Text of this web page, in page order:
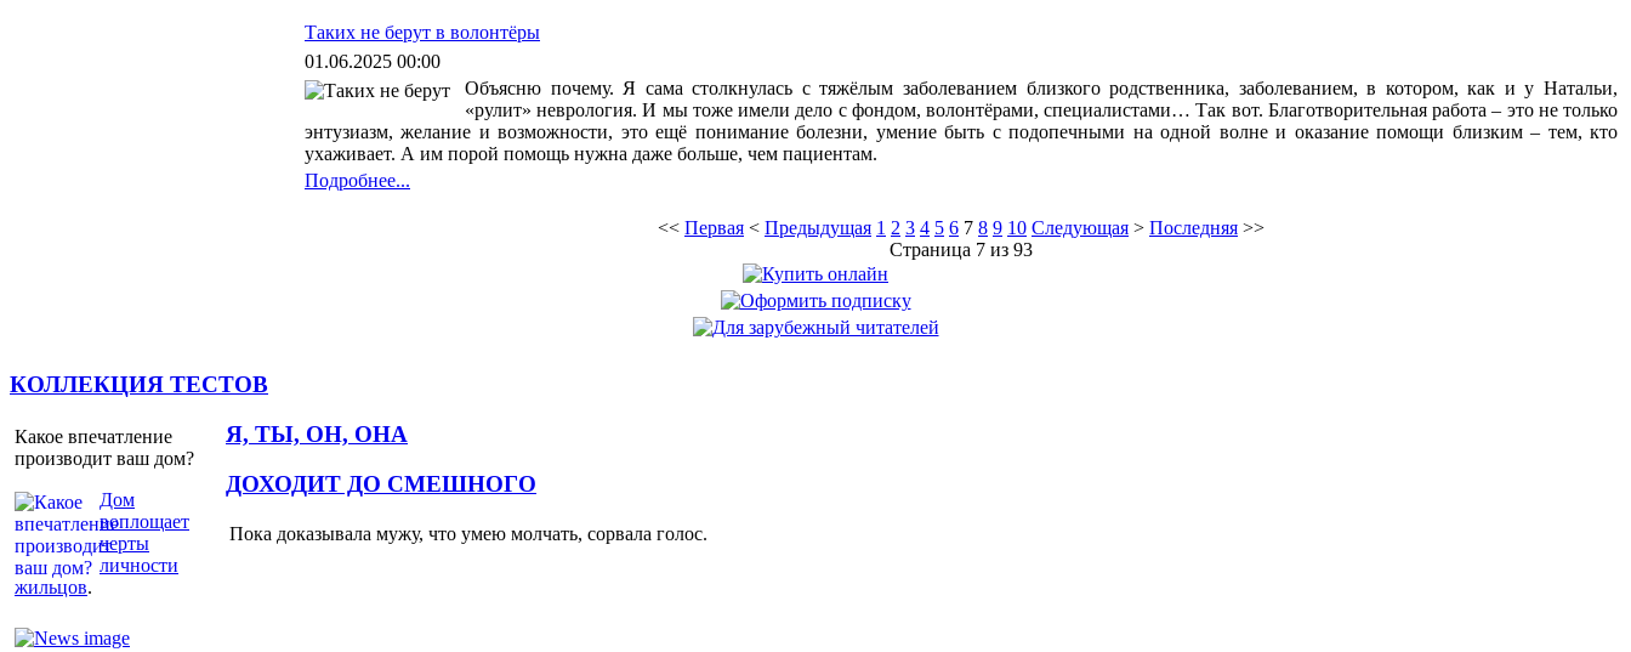
Таких не берут в волонтёры
01.06.2025 00:00
Объясню почему. Я сама столкнулась с тяжёлым заболеванием близкого родственника, заболеванием, в котором, как и у Натальи,
«рулит» неврология. И мы тоже имели дело с фондом, волонтёрами, специалистами… Так вот. Благотворительная работа – это не только
энтузиазм, желание и возможности, это ещё понимание болезни, умение быть с подопечными на одной волне и оказание помощи близким – тем, кто
ухаживает. А им порой помощь нужна даже больше, чем пациентам.
Подробнее...
<< Первая < Предыдущая 1 2 3 4 5 6 7 8 9 10 Следующая > Последняя >>
Страница 7 из 93
КОЛЛЕКЦИЯ ТЕСТОВ
Какое впечатление
производит ваш дом?
Дом
воплощает
черты
личности
жильцов.
Я, ТЫ, ОН, ОНА
ДОХОДИТ ДО СМЕШНОГО
Пока доказывала мужу, что умею молчать, сорвала голос.